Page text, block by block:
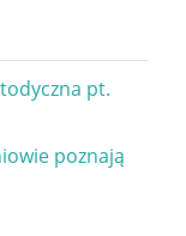
pt.
poznają